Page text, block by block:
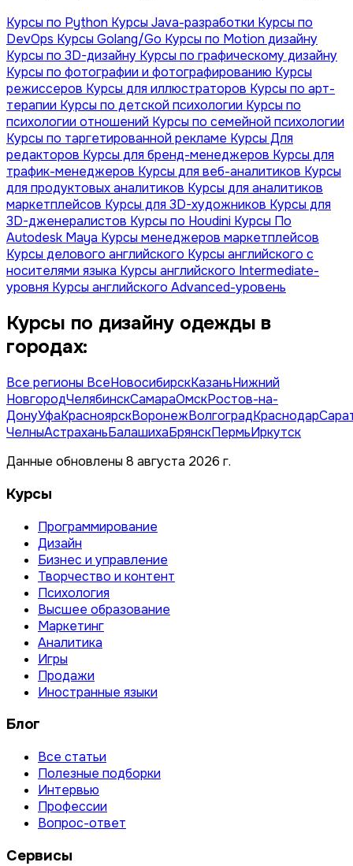
Курсы по Python Курсы Java-разработки Курсы по
DevOps Курсы Golang/Go Курсы по Motion дизайну
Курсы по 3D-дизайну Курсы по графическому дизайну
Курсы по фотографии и фотографированию Курсы
режиссеров Курсы для иллюстраторов Курсы по арт-
терапии Курсы по детской психологии Курсы по
психологии отношений Курсы по семейной психологии
Курсы по таргетированной рекламе Курсы Для
редакторов Курсы для бренд-менеджеров Курсы для
трафик-менеджеров Курсы для веб-аналитиков Курсы
для продуктовых аналитиков Курсы для аналитиков
маркетплейсов Курсы для 3D-художников Курсы для
3D-дженералистов Курсы по Houdini Курсы По
Autodesk Maya Курсы менеджеров маркетплейсов
Курсы делового английского Курсы английского с
носителями языка Курсы английского Intermediate-
уровня Курсы английского Advanced-уровень
Курсы по дизайну одежды в
городах:
Все регионы ВсеНовосибирскКазаньНижний
НовгородЧелябинскСамараОмскРостов-на-
ДонуУфаКрасноярскВоронежВолгоградКраснодар
ЧелныАстраханьБалашихаБрянскПермьИркутск
Данные обновлены 8 августа 2026 г.
Курсы
Программирование
Дизайн
Бизнес и управление
Творчество и контент
Психология
Высшее образование
Маркетинг
Аналитика
Игры
Продажи
Иностранные языки
Блог
Все статьи
Полезные подборки
Интервью
Профессии
Вопрос-ответ
Сервисы